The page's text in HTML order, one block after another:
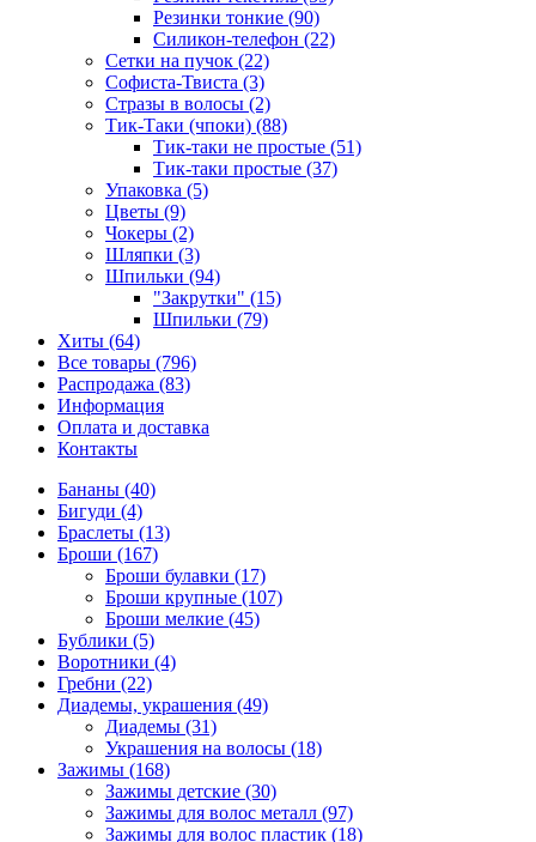
Резинки тонкие (90)
Силикон-телефон (22)
Сетки на пучок (22)
Софиста-Твиста (3)
Стразы в волосы (2)
Тик-Таки (чпоки) (88)
Тик-таки не простые (51)
Тик-таки простые (37)
Упаковка (5)
Цветы (9)
Чокеры (2)
Шляпки (3)
Шпильки (94)
"Закрутки" (15)
Шпильки (79)
Хиты (64)
Все товары (796)
Распродажа (83)
Информация
Оплата и доставка
Контакты
Бананы (40)
Бигуди (4)
Браслеты (13)
Броши (167)
Броши булавки (17)
Броши крупные (107)
Броши мелкие (45)
Бублики (5)
Воротники (4)
Гребни (22)
Диадемы, украшения (49)
Диадемы (31)
Украшения на волосы (18)
Зажимы (168)
Зажимы детские (30)
Зажимы для волос металл (97)
Зажимы для волос пластик (18)